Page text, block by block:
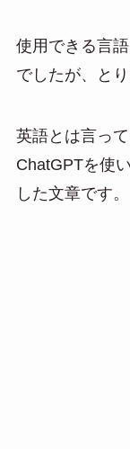
使用できる言
でしたが、と
英語とは言っ
ChatGPTを使
した文章です。